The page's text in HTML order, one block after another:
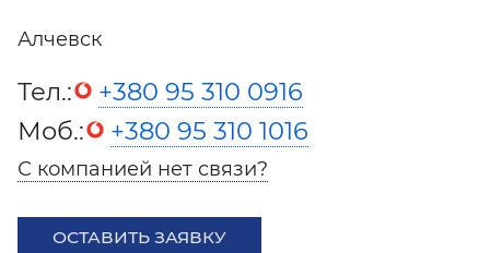
Алчевск
Тел.:
+380 95 310 0916
Моб.:
+380 95 310 1016
С компанией нет связи?
ОСТАВИТЬ ЗАЯВКУ